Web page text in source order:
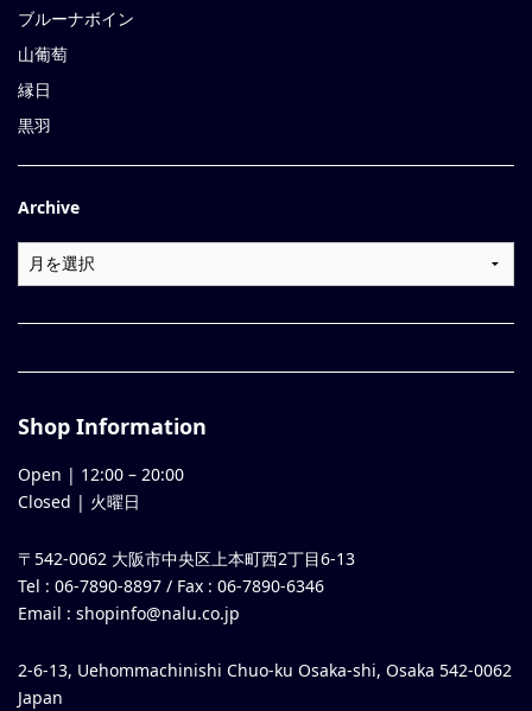
ブルーナボイン
山葡萄
縁日
黒羽
Archive
Shop Information
Open | 12:00 – 20:00
Closed | 火曜日
〒542-0062 大阪市中央区上本町西2丁目6-13
Tel : 06-7890-8897 / Fax : 06-7890-6346
Email : shopinfo@nalu.co.jp
2-6-13, Uehommachinishi Chuo-ku Osaka-shi, Osaka 542-0062
Japan